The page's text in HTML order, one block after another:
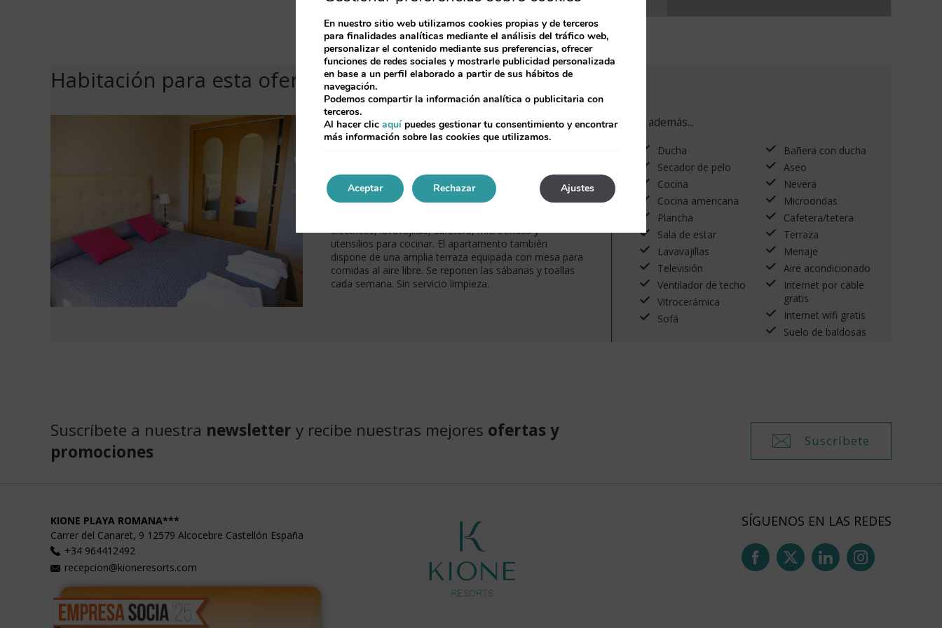
Habitación para esta oferta
Apartamento larga estancia
Tiene baño privado con ducha y cocina. Puede acoger
hasta 4 personas. Cuenta con aire acondicionado en la
sala de estar y mobiliario renovado. La cocina está
eléctricos, lavavajillas, cafetera, microondas y
utensilios para cocinar. El apartamento también
dispone de una amplia terraza equipada con mesa para
comidas al aire libre. Se reponen las sábanas y toallas
cada semana. Sin servicio limpieza.
y además...
Ducha
Bañera con ducha
Secador de pelo
Aseo
Cocina
Nevera
Cocina americana
Microondas
Plancha
Cafetera/tetera
Sala de estar
Terraza
Lavavajillas
Menaje
Televisión
Aire acondicionado
Ventilador de techo
Internet por cable
gratis
Vitrocerámica
Internet wifi gratis
Sofá
Suelo de baldosas
Suscríbete a nuestra newsletter y recibe nuestras mejores ofertas y
promociones
Suscríbete
KIONE PLAYA ROMANA***
Carrer del Canaret, 9 12579 Alcocebre Castellón España
+34 964412492
recepcion@kioneresorts.com
SÍGUENOS EN LAS REDES
En nuestro sitio web utilizamos cookies propias y de terceros
para finalidades analíticas mediante el análisis del tráfico web,
personalizar el contenido mediante sus preferencias, ofrecer
funciones de redes sociales y mostrarle publicidad personalizada
en base a un perfil elaborado a partir de sus hábitos de
navegación.
Podemos compartir la información analítica o publicitaria con
terceros.
Al hacer clic aquípuedes gestionar tu consentimiento y encontrar
más información sobre las cookies que utilizamos.
Aceptar Ajustes
Rechazar